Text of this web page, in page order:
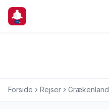
Forside Rejser Grækenland